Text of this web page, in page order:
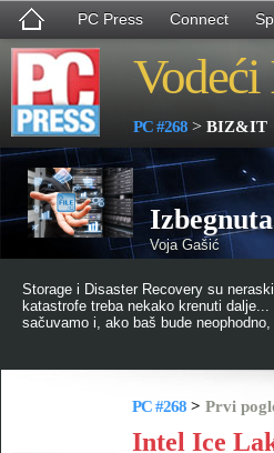
PC Press Connect
Vodeći
PC #268 > BIZ&IT
Voja Gašić
Storage i Disaster Recovery su
katastrofe treba nekako krenuti
sačuvamo i, ako baš bude
PC #268 > Prvi
Intel Ice